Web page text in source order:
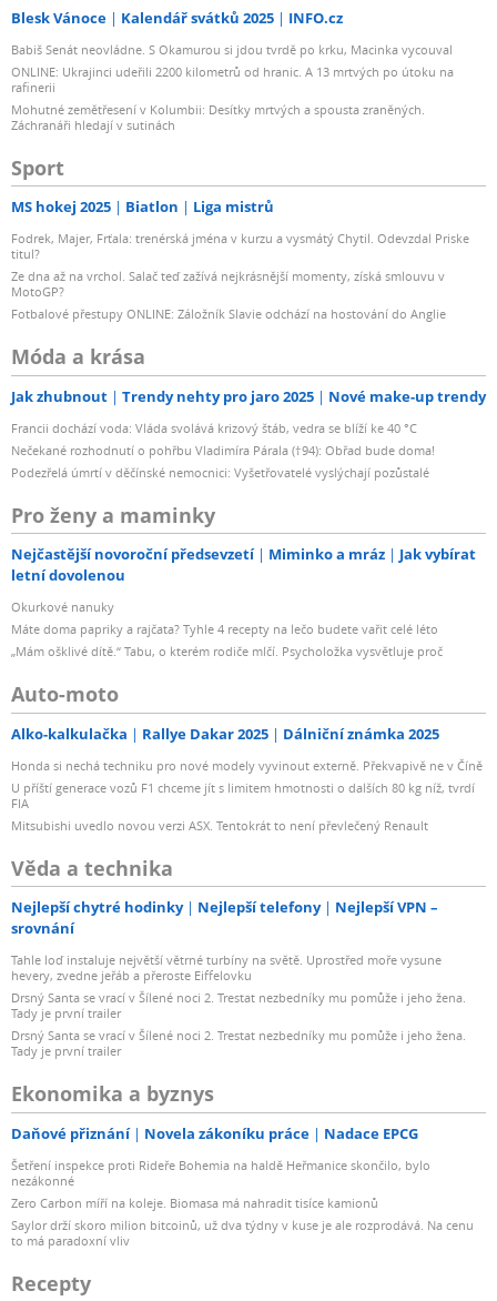
Blesk Vánoce Kalendář svátků 2025 INFO.cz
Babiš Senát neovládne. S Okamurou si jdou tvrdě po krku, Macinka vycouval
ONLINE: Ukrajinci udeřili 2200 kilometrů od hranic. A 13 mrtvých po útoku na
rafinerii
Mohutné zemětřesení v Kolumbii: Desítky mrtvých a spousta zraněných.
Záchranáři hledají v sutinách
Sport
MS hokej 2025 Biatlon Liga mistrů
Fodrek, Majer, Frťala: trenérská jména v kurzu a vysmátý Chytil. Odevzdal Priske
titul?
Ze dna až na vrchol. Salač teď zažívá nejkrásnější momenty, získá smlouvu v
MotoGP?
Fotbalové přestupy ONLINE: Záložník Slavie odchází na hostování do Anglie
Móda a krása
Jak zhubnout Trendy nehty pro jaro 2025 Nové make-up trendy
Francii dochází voda: Vláda svolává krizový štáb, vedra se blíží ke 40 °C
Nečekané rozhodnutí o pohřbu Vladimíra Párala (†94): Obřad bude doma!
Podezřelá úmrtí v děčínské nemocnici: Vyšetřovatelé vyslýchají pozůstalé
Pro ženy a maminky
Nejčastější novoroční předsevzetí Miminko a mráz
Jak vybírat
letní dovolenou
Okurkové nanuky
Máte doma papriky a rajčata? Tyhle 4 recepty na lečo budete vařit celé léto
„Mám ošklivé dítě.“ Tabu, o kterém rodiče mlčí. Psycholožka vysvětluje proč
Auto-moto
Alko-kalkulačka Rallye Dakar 2025 Dálniční známka 2025
Honda si nechá techniku pro nové modely vyvinout externě. Překvapivě ne v Číně
U příští generace vozů F1 chceme jít s limitem hmotnosti o dalších 80 kg níž, tvrdí
FIA
Mitsubishi uvedlo novou verzi ASX. Tentokrát to není převlečený Renault
Věda a technika
Nejlepší chytré hodinky Nejlepší telefony
Nejlepší VPN –
srovnání
Tahle loď instaluje největší větrné turbíny na světě. Uprostřed moře vysune
hevery, zvedne jeřáb a přeroste Eiffelovku
Drsný Santa se vrací v Šílené noci 2. Trestat nezbedníky mu pomůže i jeho žena.
Tady je první trailer
Drsný Santa se vrací v Šílené noci 2. Trestat nezbedníky mu pomůže i jeho žena.
Tady je první trailer
Ekonomika a byznys
Daňové přiznání Novela zákoníku práce Nadace EPCG
Šetření inspekce proti Rideře Bohemia na haldě Heřmanice skončilo, bylo
nezákonné
Zero Carbon míří na koleje. Biomasa má nahradit tisíce kamionů
Saylor drží skoro milion bitcoinů, už dva týdny v kuse je ale rozprodává. Na cenu
to má paradoxní vliv
Recepty